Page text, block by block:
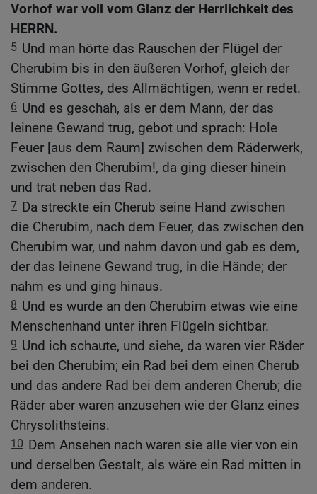
Vorhof war voll vom Glanz der Herrlichkeit des
HERRN.
5 Und man hörte das Rauschen der Flügel der
Cherubim bis in den äußeren Vorhof, gleich der
Stimme Gottes, des Allmächtigen, wenn er redet.
6 Und es geschah, als er dem Mann, der das
leinene Gewand trug, gebot und sprach: Hole
Feuer [aus dem Raum] zwischen dem Räderwerk,
zwischen den Cherubim!, da ging dieser hinein
und trat neben das Rad.
7 Da streckte ein Cherub seine Hand zwischen
die Cherubim, nach dem Feuer, das zwischen den
Cherubim war, und nahm davon und gab es dem,
der das leinene Gewand trug, in die Hände; der
nahm es und ging hinaus.
8 Und es wurde an den Cherubim etwas wie eine
Menschenhand unter ihren Flügeln sichtbar.
9 Und ich schaute, und siehe, da waren vier Räder
bei den Cherubim; ein Rad bei dem einen Cherub
und das andere Rad bei dem anderen Cherub; die
Räder aber waren anzusehen wie der Glanz eines
Chrysolithsteins.
10 Dem Ansehen nach waren sie alle vier von ein
und derselben Gestalt, als wäre ein Rad mitten in
dem anderen.